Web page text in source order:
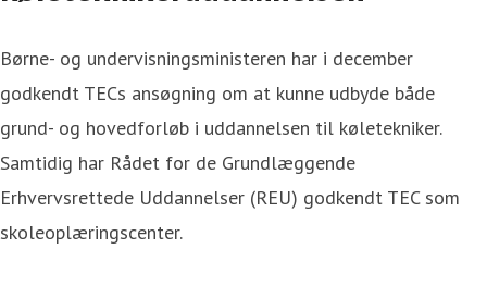
Børne- og undervisningsministeren har i december
godkendt TECs ansøgning om at kunne udbyde både
grund- og hovedforløb i uddannelsen til køletekniker.
Samtidig har Rådet for de Grundlæggende
Erhvervsrettede Uddannelser (REU) godkendt TEC som
skoleoplæringscenter.